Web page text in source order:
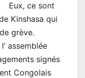
Eux, ce sont
Kinshasa qui
grève.
assemblée
signés
Congolais